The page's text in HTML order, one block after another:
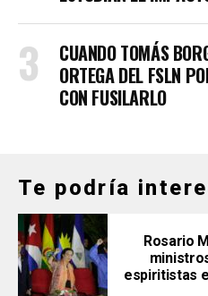
CUANDO TOMÁS
ORTEGA DEL FSLN
CON FUSILARLO
Te podría
Rosario
espiritistas